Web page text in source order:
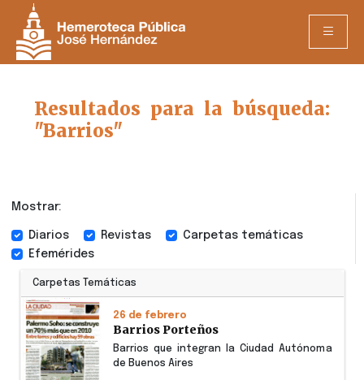
Resultados para la búsqueda:
"Barrios"
Mostrar:
Diarios Revistas
Carpetas temáticas
Efemérides
Carpetas Temáticas
26 de febrero
Barrios Porteños
Barrios que integran la Ciudad Autónoma
de Buenos Aires